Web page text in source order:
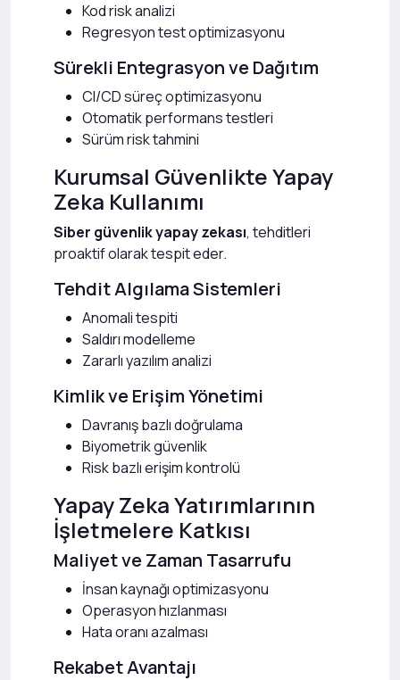
Kod risk analizi
Regresyon test optimizasyonu
Sürekli Entegrasyon ve Dağıtım
CI/CD süreç optimizasyonu
Otomatik performans testleri
Sürüm risk tahmini
Kurumsal Güvenlikte Yapay
Zeka Kullanımı
Siber güvenlik yapay zekası, tehditleri
proaktif olarak tespit eder.
Tehdit Algılama Sistemleri
Anomali tespiti
Saldırı modelleme
Zararlı yazılım analizi
Kimlik ve Erişim Yönetimi
Davranış bazlı doğrulama
Biyometrik güvenlik
Risk bazlı erişim kontrolü
Yapay Zeka Yatırımlarının
İşletmelere Katkısı
Maliyet ve Zaman Tasarrufu
İnsan kaynağı optimizasyonu
Operasyon hızlanması
Hata oranı azalması
Rekabet Avantajı